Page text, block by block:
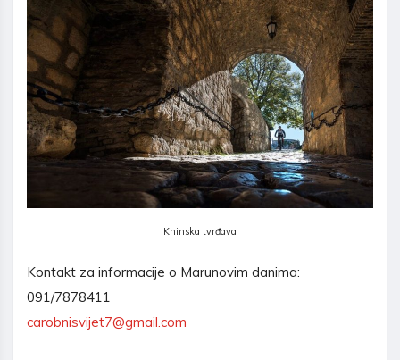
Kninska tvrđava
Kontakt za informacije o Marunovim danima:
091/7878411
carobnisvijet7@gmail.com